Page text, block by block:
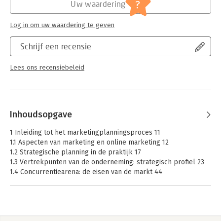
en cases. Voor docenten staan hier collegesheets, PowerPoints
met figuren en tabellen, uitwerkingen.
Bij dit boek kunnen docenten zelf toetsen samenstellen met
behulp van www.toetsopmaat.nl . Deze toetsenbank bevat alle
vragen uit de oefentoetsen voor studenten en daarnaast een
set unieke vragen voor de docent: ideaal voor een tentamen!
Schrijf een recensie
Lees ons recensiebeleid
Uw waardering ?
Log in om uw waardering te geven
Inhoudsopgave
1 Inleiding tot het marketingplanningsproces 11
1.1 Aspecten van marketing en online marketing 12
1.2 Strategische planning in de praktijk 17
1.3 Vertrekpunten van de onderneming: strategisch profiel 23
1.4 Concurrentiearena: de eisen van de markt 44